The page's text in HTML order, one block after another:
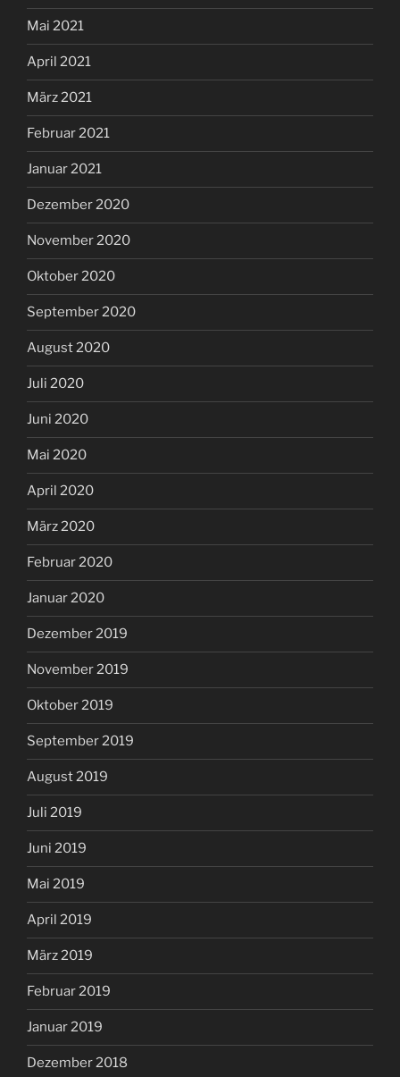
Mai 2021
April 2021
März 2021
Februar 2021
Januar 2021
Dezember 2020
November 2020
Oktober 2020
September 2020
August 2020
Juli 2020
Juni 2020
Mai 2020
April 2020
März 2020
Februar 2020
Januar 2020
Dezember 2019
November 2019
Oktober 2019
September 2019
August 2019
Juli 2019
Juni 2019
Mai 2019
April 2019
März 2019
Februar 2019
Januar 2019
Dezember 2018